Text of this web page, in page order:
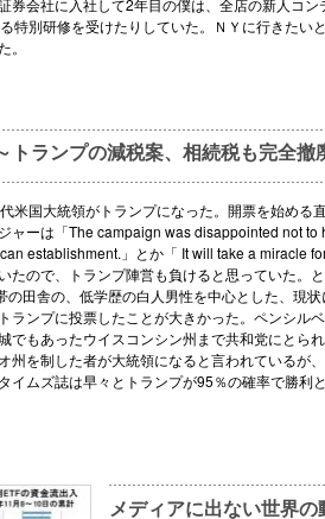
券会社に入社して2年目の僕は、全店の新人コン
特別研修を受けたりしていた。ＮＹに行きたい
トランプの減税案、相続税も完全撤
米国大統領がトランプになった。開票を始める
ャーは「The campaign was disappointed not to
establishment.」とか「 It will take a miracle
たので、トランプ陣営も負けると思っていた。
の田舎の、低学歴の白人男性を中心とした、現
ランプに投票したことが大きかった。ペンシル
でもあったウイスコンシン州まで共和党にとら
州を制した者が大統領になると言われているが
イムズ誌は早々とトランプが95％の確率で勝利
メディアに出ない世界